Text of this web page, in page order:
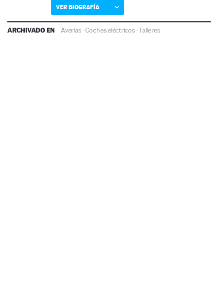
VER BIOGRAFÍA
ARCHIVADO EN Averías·Coches eléctricos·Talleres